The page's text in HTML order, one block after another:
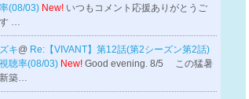
(08/03) New! いつもコメント応援ありがとうご
…
キ@ Re:【VIVANT】第12話(第2シーズン第2話)
聴率(08/03) New! Good evening. 8/5 この猛暑
築…